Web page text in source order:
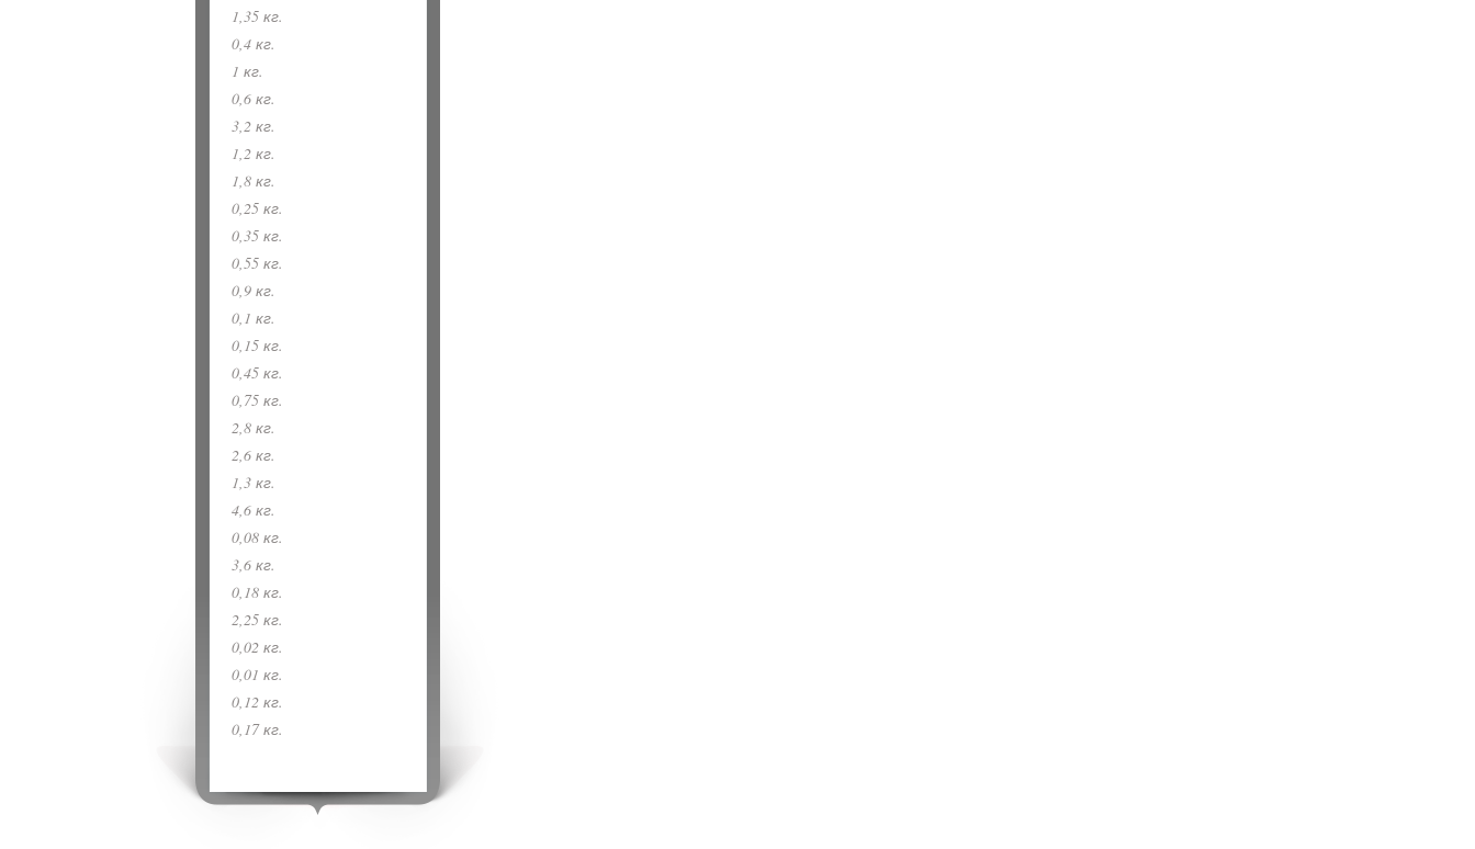
1,35 кг.
0,4 кг.
1 кг.
0,6 кг.
3,2 кг.
1,2 кг.
1,8 кг.
0,25 кг.
0,35 кг.
0,55 кг.
0,9 кг.
0,1 кг.
0,15 кг.
0,45 кг.
0,75 кг.
2,8 кг.
2,6 кг.
1,3 кг.
4,6 кг.
0,08 кг.
3,6 кг.
0,18 кг.
2,25 кг.
0,02 кг.
0,01 кг.
0,12 кг.
0,17 кг.